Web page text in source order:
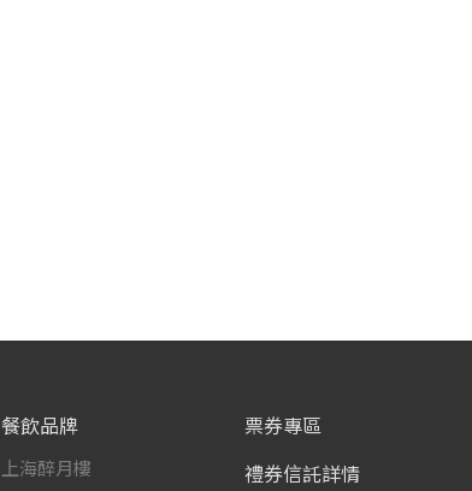
餐飲品牌
上海醉月樓
票券專區
禮券信託詳情